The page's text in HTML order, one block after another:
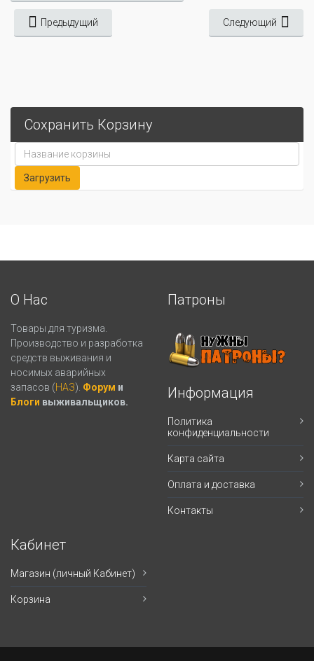
Предыдущий Следующий
Сохранить Корзину
О Нас
Товары для туризма.
Производство и разработка
средств выживания и
носимых аварийных
запасов (НАЗ). Форум и
Блоги выживальщиков.
Патроны
Информация
Политика
конфиденциальности
Карта сайта
Оплата и доставка
Контакты
Кабинет
Магазин (личный Кабинет)
Корзина